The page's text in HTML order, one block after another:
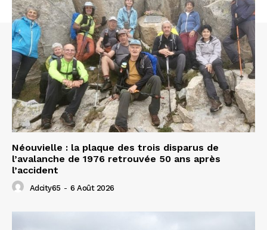
Néouvielle : la plaque des trois disparus de
l’avalanche de 1976 retrouvée 50 ans après
l’accident
Adcity65 - 6 Août 2026